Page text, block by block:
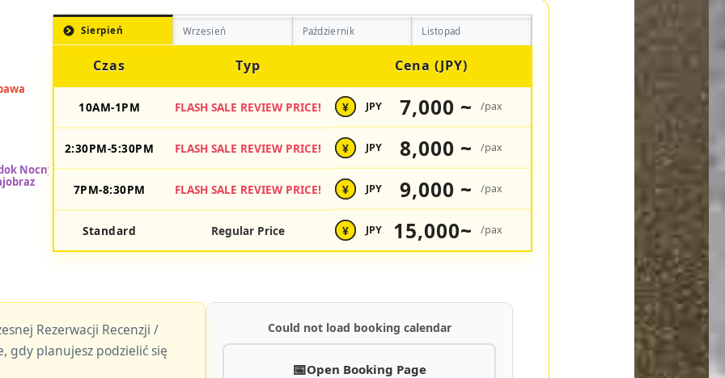
Sierpień Wrzesień Październik Listopad
Czas Typ Cena (JPY)
10AM-1PM FLASH SALE REVIEW PRICE! ¥ JPY 7,000 ~ /pax
2:30PM-5:30PM FLASH SALE REVIEW PRICE! ¥ JPY 8,000 ~ /pax
7PM-8:30PM FLASH SALE REVIEW PRICE! ¥ JPY 9,000 ~ /pax
Standard Regular Price ¥ JPY 15,000~ /pax
Rezerwacji Recenzji /
gdy planujesz podzielić się
Could not load booking calendar
Open Booking Page